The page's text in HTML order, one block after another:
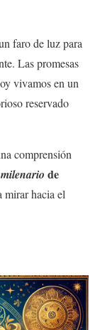
faro de luz para
Las promesas
vivamos en un
reservado
comprensión
de
mirar hacia el